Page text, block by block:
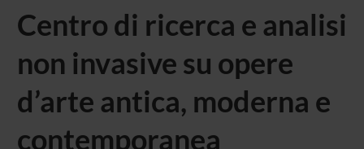
Centro di ricerca e analisi
non invasive su opere
d’arte antica, moderna e
contemporanea